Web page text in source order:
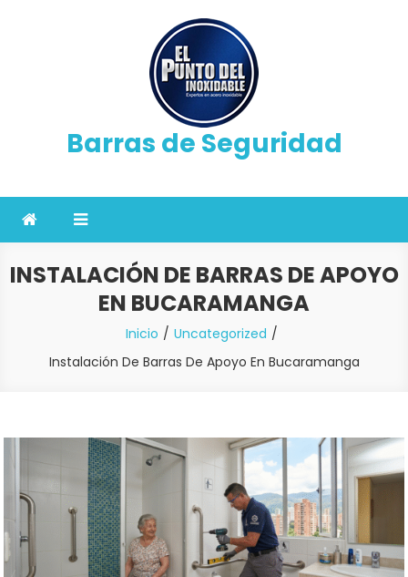
Barras de Seguridad
INSTALACIÓN DE BARRAS DE APOYO
EN BUCARAMANGA
Inicio
Uncategorized
Instalación De Barras De Apoyo En Bucaramanga